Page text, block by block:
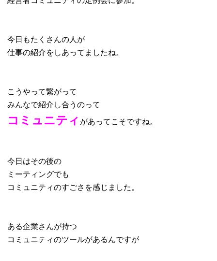
今日もたくさんの人が
仕事の紹介をしあってましたね。
こうやって繋がって
みんなで紹介し合うのって
コミュニティ があってこそですね。
今日はその後の
ミーティングでも
コミュニティのすごさを感じました。
ある企業さんが持つ
コミュニティのツールがあるんですが